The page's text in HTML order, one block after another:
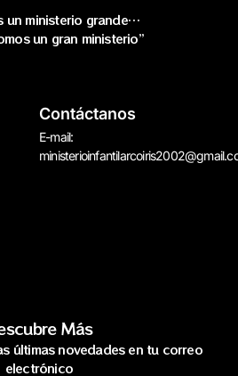
un ministerio grande…
un gran ministerio”
Contáctanos
E-mail:
Más
últimas novedades en tu correo
electrónico